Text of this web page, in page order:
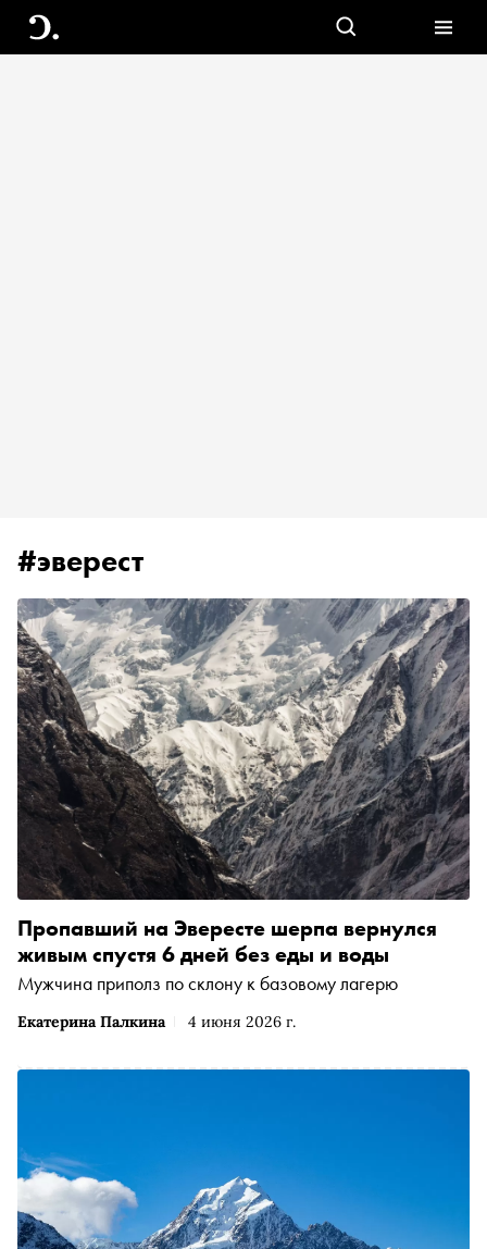
#эверест
Екатерина Палкина 4 июня 2026 г.
Пропавший на Эвересте шерпа вернулся
живым спустя 6 дней без еды и воды
Мужчина приполз по склону к базовому лагерю